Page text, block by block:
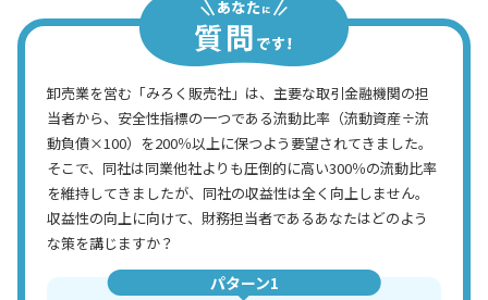
卸売業を営む「みろく販売社」は、主要な取引金融機関の担
当者から、安全性指標の一つである流動比率（流動資産÷流
動負債×100）を200％以上に保つよう要望されてきました。
そこで、同社は同業他社よりも圧倒的に高い300％の流動比率
を維持してきましたが、同社の収益性は全く向上しません。
収益性の向上に向けて、財務担当者であるあなたはどのよう
な策を講じますか？
パターン1